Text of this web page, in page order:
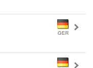
GER